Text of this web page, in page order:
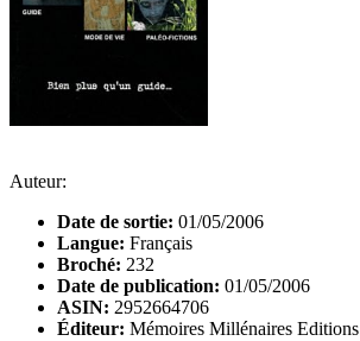
Auteur:
Date de sortie: 01/05/2006
Langue: Français
Broché: 232
Date de publication: 01/05/2006
ASIN: 2952664706
Éditeur: Mémoires Millénaires Editions